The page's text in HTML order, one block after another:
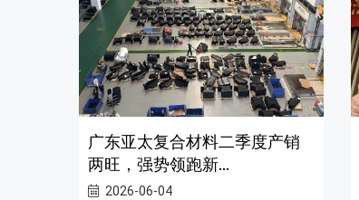
广东亚太复合材料二季度产销
两旺，强势领跑新...
2026-06-04